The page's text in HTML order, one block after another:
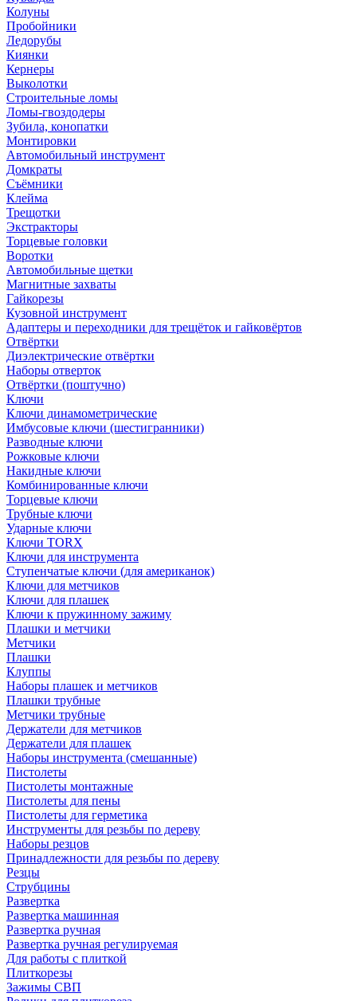
Колуны
Пробойники
Ледорубы
Киянки
Кернеры
Выколотки
Строительные ломы
Ломы-гвоздодеры
Зубила, конопатки
Монтировки
Автомобильный инструмент
Домкраты
Съёмники
Клейма
Трещотки
Экстракторы
Торцевые головки
Воротки
Автомобильные щетки
Магнитные захваты
Гайкорезы
Кузовной инструмент
Адаптеры и переходники для трещёток и гайковёртов
Отвёртки
Диэлектрические отвёртки
Наборы отверток
Отвёртки (поштучно)
Ключи
Ключи динамометрические
Имбусовые ключи (шестигранники)
Разводные ключи
Рожковые ключи
Накидные ключи
Комбинированные ключи
Торцевые ключи
Трубные ключи
Ударные ключи
Ключи TORX
Ключи для инструмента
Ступенчатые ключи (для американок)
Ключи для метчиков
Ключи для плашек
Ключи к пружинному зажиму
Плашки и метчики
Метчики
Плашки
Клуппы
Наборы плашек и метчиков
Плашки трубные
Метчики трубные
Держатели для метчиков
Держатели для плашек
Наборы инструмента (смешанные)
Пистолеты
Пистолеты монтажные
Пистолеты для пены
Пистолеты для герметика
Инструменты для резьбы по дереву
Наборы резцов
Принадлежности для резьбы по дереву
Резцы
Струбцины
Развертка
Развертка машинная
Развертка ручная
Развертка ручная регулируемая
Для работы с плиткой
Плиткорезы
Зажимы СВП